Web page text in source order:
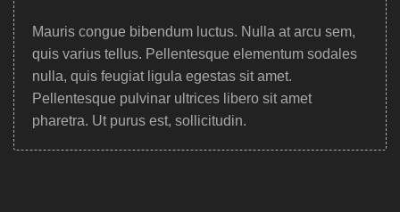
Mauris congue bibendum luctus. Nulla at arcu sem,
quis varius tellus. Pellentesque elementum sodales
nulla, quis feugiat ligula egestas sit amet.
Pellentesque pulvinar ultrices libero sit amet
pharetra. Ut purus est, sollicitudin.